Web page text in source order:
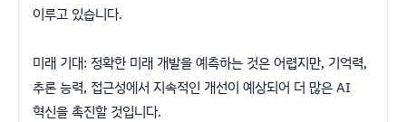
이루고 있습니다.
미래 기대: 정확한 미래 개발을 예측하는 것은 어렵지만, 기억력,
추론 능력, 접근성에서 지속적인 개선이 예상되어 더 많은 AI
혁신을 촉진할 것입니다.